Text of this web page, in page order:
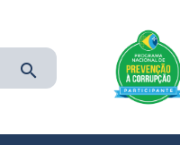
search